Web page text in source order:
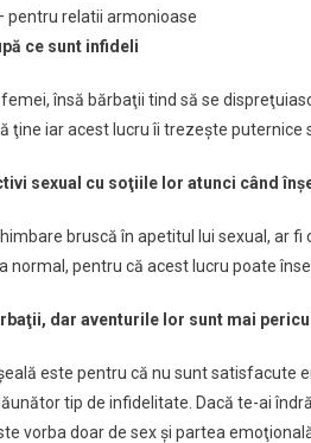
pentru relatii armonioase
ce sunt infideli
însă bărbaţii tind să se
ţine iar acest lucru îi trezeşte puternice
sexual cu soţiile lor atunci când
bruscă în apetitul lui sexual, ar
normal, pentru că acest lucru poate
dar aventurile lor sunt mai
este pentru că nu sunt satisfacute
tip de infidelitate. Dacă te-ai
vorba doar de sex şi partea